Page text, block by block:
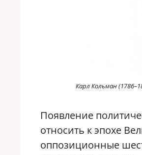
Карл Кольман
Появление
относить к эпохе
оппозиционные